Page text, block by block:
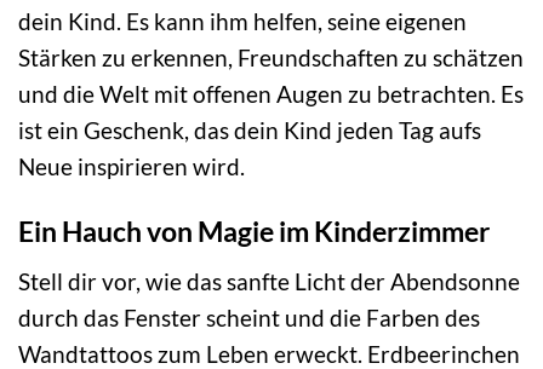
dein Kind. Es kann ihm helfen, seine eigenen
Stärken zu erkennen, Freundschaften zu schätzen
und die Welt mit offenen Augen zu betrachten. Es
ist ein Geschenk, das dein Kind jeden Tag aufs
Neue inspirieren wird.
Ein Hauch von Magie im Kinderzimmer
Stell dir vor, wie das sanfte Licht der Abendsonne
durch das Fenster scheint und die Farben des
Wandtattoos zum Leben erweckt. Erdbeerinchen